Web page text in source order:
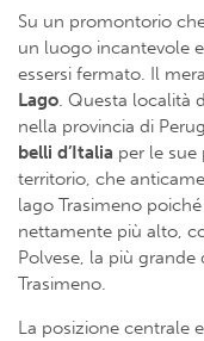
Su un promontorio
un luogo incantevole
essersi fermato. Il
Lago. Questa località
nella provincia di
belli d’Italia per le sue
territorio, che
lago Trasimeno
nettamente più alto,
Polvese, la più
Trasimeno.
La posizione centrale